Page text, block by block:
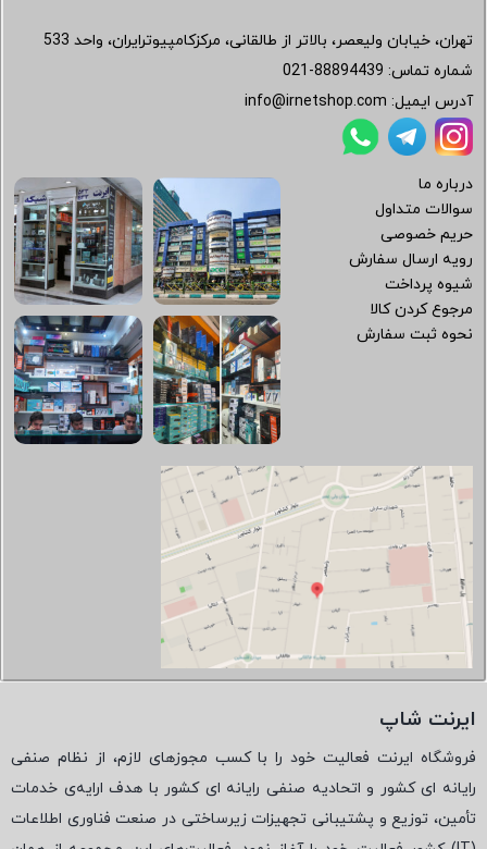
تهران، خیابان ولیعصر، بالاتر از طالقانی، مرکزکامپیوترایران، واحد 533
شماره تماس: 021-88894439
آدرس ایمیل: info@irnetshop.com
درباره ما
سوالات متداول
حریم خصوصی
رویه ارسال سفارش
شیوه پرداخت
مرجوع کردن کالا
نحوه ثبت سفارش
ایرنت شاپ
فروشگاه ایرنت فعالیت خود را با کسب مجوزهای لازم، از نظام صنفی
رایانه ای کشور و اتحادیه صنفی رایانه ای کشور با هدف ارایه‌ی خدمات
تأمین، توزیع و پشتیبانی تجهیزات زیرساختی در صنعت فناوری اطلاعات